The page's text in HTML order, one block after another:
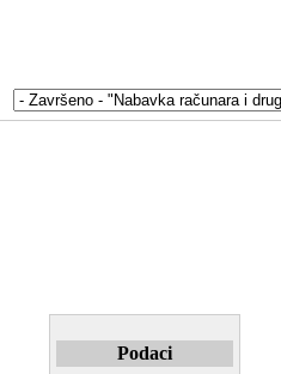
Podaci